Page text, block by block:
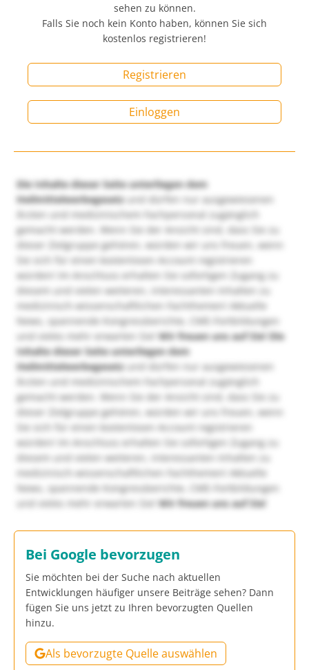
sehen zu können.
Falls Sie noch kein Konto haben, können Sie sich
kostenlos registrieren!
Registrieren
Einloggen
Die Inhalte dieser Seite unterliegen dem
Heilmittelwerbegesetzund dürfen nur ausgewiesenen
Ärzten und medizinischem Fachpersonal zugänglich
gemacht werden. Wenn Sie der Ansicht sind, dass Sie zu
dieser Zielgruppe gehören, würden wir uns freuen, wenn
Sie sich für einen kostenlosen Account registrieren
würden! Im Anschluss erhalten Sie sofortigen Zugang zu
diesem und vielen weiteren, interessanten Inhalten zu
medizinisch-wissenschaftlichen Fachthemen! Aktuelle
News, spannende Kongressberichte, CME-Fortbildungen
und vieles mehr erwarten Sie!Wir freuen uns auf Sie! Die
Inhalte dieser Seite unterliegen dem
Heilmittelwerbegesetzund dürfen nur ausgewiesenen
Ärzten und medizinischem Fachpersonal zugänglich
gemacht werden. Wenn Sie der Ansicht sind, dass Sie zu
dieser Zielgruppe gehören, würden wir uns freuen, wenn
Sie sich für einen kostenlosen Account registrieren
würden! Im Anschluss erhalten Sie sofortigen Zugang zu
diesem und vielen weiteren, interessanten Inhalten zu
medizinisch-wissenschaftlichen Fachthemen! Aktuelle
News, spannende Kongressberichte, CME-Fortbildungen
und vieles mehr erwarten Sie!Wir freuen uns auf Sie!
Bei Google bevorzugen
Sie möchten bei der Suche nach aktuellen
Entwicklungen häufiger unsere Beiträge sehen? Dann
fügen Sie uns jetzt zu Ihren bevorzugten Quellen
hinzu.
Als bevorzugte Quelle auswählen